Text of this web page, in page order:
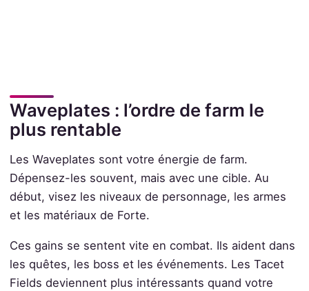
Waveplates : l’ordre de farm le
plus rentable
Les Waveplates sont votre énergie de farm.
Dépensez-les souvent, mais avec une cible. Au
début, visez les niveaux de personnage, les armes
et les matériaux de Forte.
Ces gains se sentent vite en combat. Ils aident dans
les quêtes, les boss et les événements. Les Tacet
Fields deviennent plus intéressants quand votre